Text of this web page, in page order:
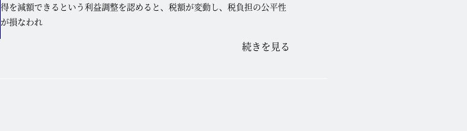
得を減額できるという利益調整を認めると、税額が変動し、税負担の公平性
が損なわれ
続きを見る